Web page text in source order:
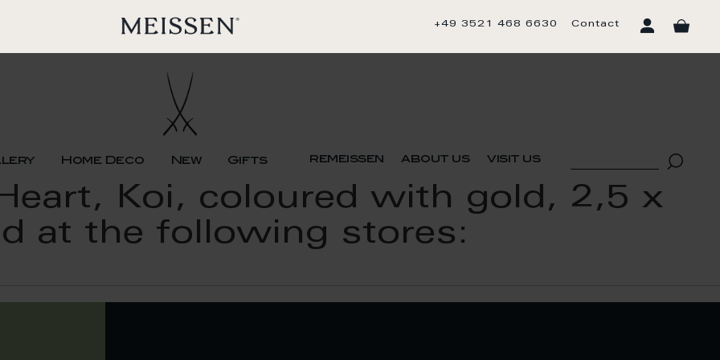
+49 3521 468 6630 Contact
Home Deco New Gifts remeissen about us visit us
Koi, coloured with gold, 2,5 x
at the following stores: